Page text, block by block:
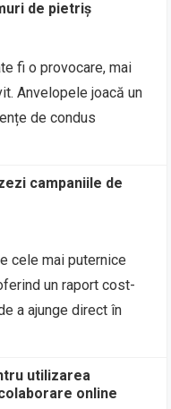
de pietriș
fi o provocare, mai
Anvelopele joacă un
de condus
campaniile de
cele mai puternice
un raport cost-
a ajunge direct în
utilizarea
online